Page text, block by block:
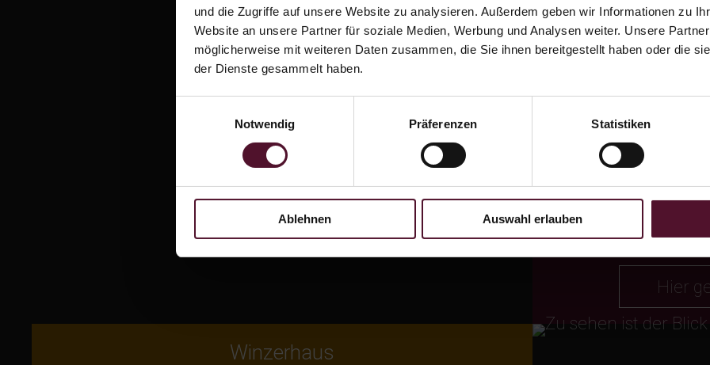
und die Zugriffe auf unsere Website zu analysieren. Außerdem geben wir Informationen zu
Website an unsere Partner für soziale Medien, Werbung und Analysen weiter. Unsere
möglicherweise mit weiteren Daten zusammen, die Sie ihnen bereitgestellt haben oder die
der Dienste gesammelt haben.
Notwendig
Präferenzen Statistiken
Ablehnen Auswahl erlauben
direkter
ab 95.00
Modernes
Hier
Winzerhaus